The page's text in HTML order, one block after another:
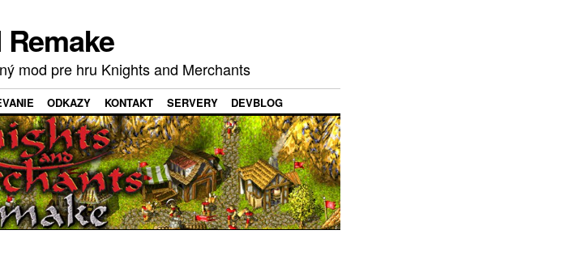
Remake
mod pre hru Knights and Merchants
ODKAZY KONTAKT SERVERY DEVBLOG